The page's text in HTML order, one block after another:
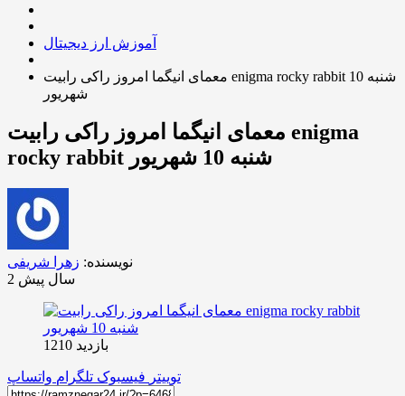
آموزش ارز دیجیتال
معمای انیگما امروز راکی رابیت enigma rocky rabbit شنبه 10
شهریور
معمای انیگما امروز راکی رابیت enigma
rocky rabbit شنبه 10 شهریور
نویسنده: زهرا شریفی
2 سال پیش
بازدید 1210
توییتر فیسبوک تلگرام واتساپ